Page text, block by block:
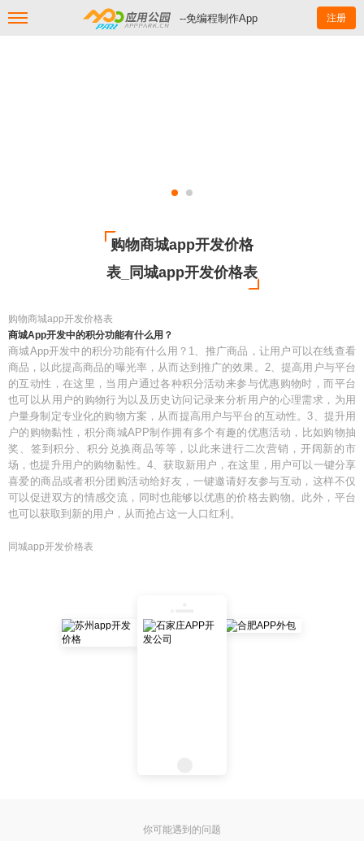
--免编程制作App 注册
购物商城app开发价格
表_同城app开发价格表
购物商城app开发价格表
商城App开发中的积分功能有什么用？
商城App开发中的积分功能有什么用？1、推广商品，让用户可以在线查看
商品，以此提高商品的曝光率，从而达到推广的效果。2、提高用户与平台
的互动性，在这里，当用户通过各种积分活动来参与优惠购物时，而平台
也可以从用户的购物行为以及历史访问记录来分析用户的心理需求，为用
户量身制定专业化的购物方案，从而提高用户与平台的互动性。3、提升用
户的购物黏性，积分商城APP制作拥有多个有趣的优惠活动，比如购物抽
奖、签到积分、积分兑换商品等等，以此来进行二次营销，开阔新的市
场，也提升用户的购物黏性。4、获取新用户，在这里，用户可以一键分享
喜爱的商品或者积分团购活动给好友，一键邀请好友参与互动，这样不仅
可以促进双方的情感交流，同时也能够以优惠的价格去购物。此外，平台
也可以获取到新的用户，从而抢占这一人口红利。
同城app开发价格表
你可能遇到的问题